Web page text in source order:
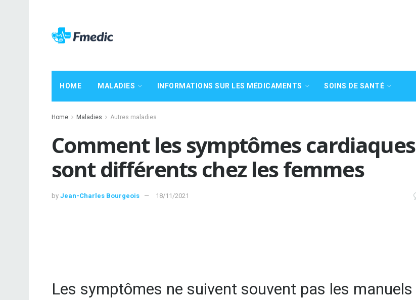
HOME MALADIES INFORMATIONS SUR LES MÉDICAMENTS SOINS DE SANTÉ
Home Maladies Autres maladies
Comment les symptômes cardiaques
sont différents chez les femmes
by Jean-Charles Bourgeois 18/11/2021
Les symptômes ne suivent souvent pas les manuels